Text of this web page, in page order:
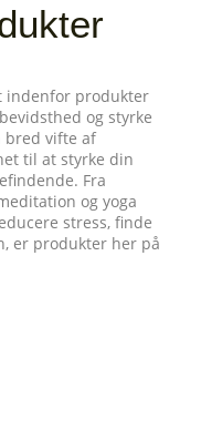
indenfor produkter
og styrke
bred vifte af
til at styrke din
Fra
og yoga
stress, finde
er produkter her på